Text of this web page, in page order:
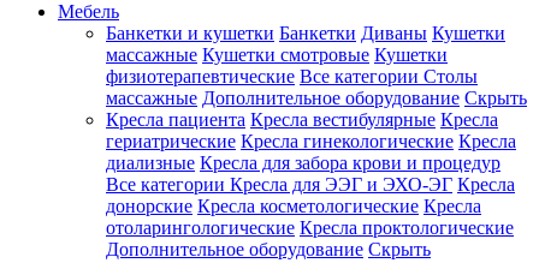
Мебель
Банкетки и кушетки Банкетки Диваны Кушетки
массажные Кушетки смотровые Кушетки
физиотерапевтические Все категории Столы
массажные Дополнительное оборудование Скрыть
Кресла пациента Кресла вестибулярные Кресла
гериатрические Кресла гинекологические Кресла
диализные Кресла для забора крови и процедур
Все категории Кресла для ЭЭГ и ЭХО-ЭГ Кресла
донорские Кресла косметологические Кресла
отоларингологические Кресла проктологические
Дополнительное оборудование Скрыть